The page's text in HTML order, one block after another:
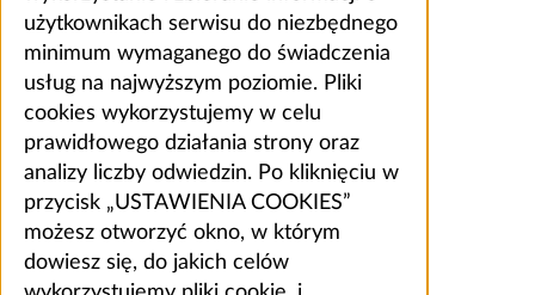
użytkownikach serwisu do niezbędnego
minimum wymaganego do świadczenia
usług na najwyższym poziomie. Pliki
cookies wykorzystujemy w celu
prawidłowego działania strony oraz
analizy liczby odwiedzin. Po kliknięciu w
przycisk „USTAWIENIA COOKIES”
możesz otworzyć okno, w którym
dowiesz się, do jakich celów